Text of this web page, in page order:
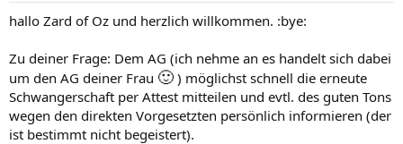
hallo Zard of Oz und herzlich willkommen. :bye:
Zu deiner Frage: Dem AG (ich nehme an es handelt sich dabei
um den AG deiner Frau 🙂 ) möglichst schnell die erneute
Schwangerschaft per Attest mitteilen und evtl. des guten Tons
wegen den direkten Vorgesetzten persönlich informieren (der
ist bestimmt nicht begeistert).